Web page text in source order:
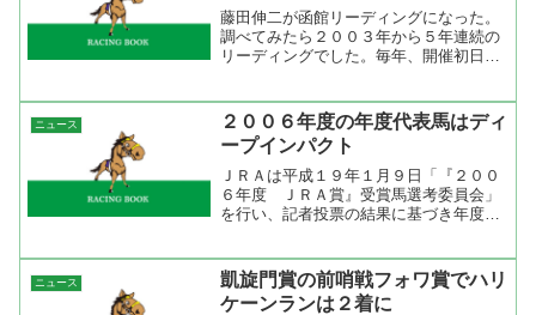
藤田伸二が函館リーディングになった。
調べてみたら２００３年から５年連続の
リーディングでした。毎年、開催初日か
函館開催の騎乗数を見ると２００２年は
１１８鞍だったのに対し、...
ニュース
２００６年度の年度代表馬はディ
ープインパクト
ＪＲＡは平成１９年１月９日「『２００
６年度 ＪＲＡ賞』受賞馬選考委員会」
を行い、記者投票の結果に基づき年度代
が発表されました。２８９名の記者に投
票で行われたＪＲＡ賞の年...
ニュース
凱旋門賞の前哨戦フォワ賞でハリ
ケーンランは２着に